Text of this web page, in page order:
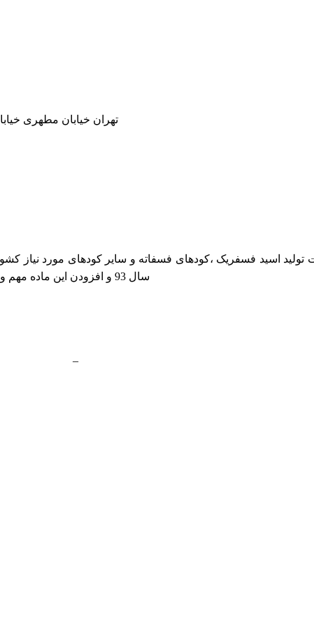
تهران خیابان مطهری خیابان
سال 93 و افزودن این ماده مهم و کاربردی.توان تولید این مجموعه به مراتب افزایش یافت ...
بسي گرافيک–